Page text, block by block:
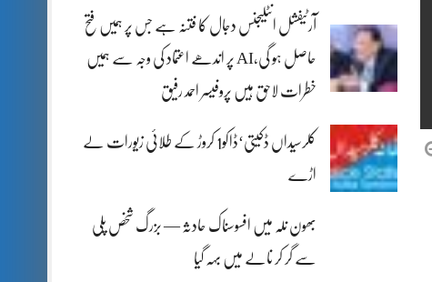
آرٹیفشل انٹلیجنس دجال کا فتنہ ہے جس پر ہمیں فتح
حاصل ہو گی،AI پر اندھے اعتماد کی وجہ سے ہمیں
خطرات لاحق ہیں پروفیسر احمد رفیق
کلرسیداں ڈکیتی‘ڈاکو1 کروڑ کے طلائی زیورات لے
اڑے
بھون نلہ میں افسوسناک حادثہ — بزرگ شخص پلی
سے گر کر نالے میں بہہ گیا